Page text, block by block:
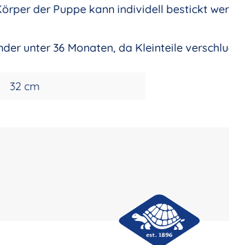
der Puppe kann individell bestickt
unter 36 Monaten, da Kleinteile
32 cm